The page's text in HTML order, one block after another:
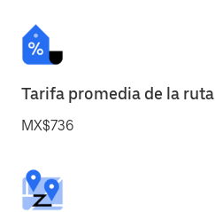
Tarifa promedia de la ruta
MX$736